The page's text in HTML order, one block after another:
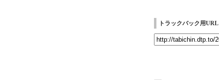
トラックバック用URL